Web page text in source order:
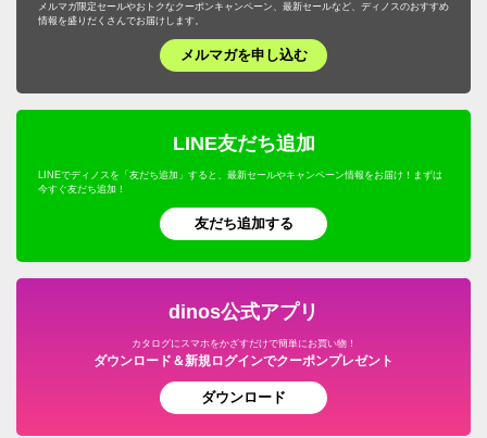
商品担当者より
この度は、ガーデンスタイリングにてご購入いただ
ご満足の評価、貴重な使用レビューいただけ大変光
室内でも、屋外でもどちらでもご使用いただけ自然
感じる明るさを演出できるテーブルクロスです。
ご主人様にはお気に召していただけたようで安心い
たしましたが、今後はイメージ違いでのお届けのな
今後ともご愛顧いただきますよう、宜しくお願いい
メルマガ限定セールやおトクなクーポンキャンペーン、最新セールなど、ディノスのおすすめ
情報を盛りだくさんでお届けします。
メルマガを申し込む
LINE友だち追加
LINEでディノスを「友だち追加」すると、最新セールやキャンペーン情報をお届け！まずは
今すぐ友だち追加！
友だち追加する
dinos公式アプリ
カタログにスマホをかざすだけで簡単にお買い物！
ダウンロード＆新規ログインでクーポンプレゼント
ダウンロード